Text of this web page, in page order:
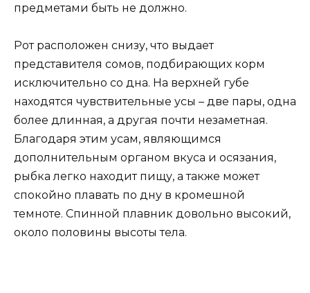
предметами быть не должно.
Рот расположен снизу, что выдает
представителя сомов, подбирающих корм
исключительно со дна. На верхней губе
находятся чувствительные усы – две пары, одна
более длинная, а другая почти незаметная.
Благодаря этим усам, являющимся
дополнительным органом вкуса и осязания,
рыбка легко находит пищу, а также может
спокойно плавать по дну в кромешной
темноте. Спинной плавник довольно высокий,
около половины высоты тела.